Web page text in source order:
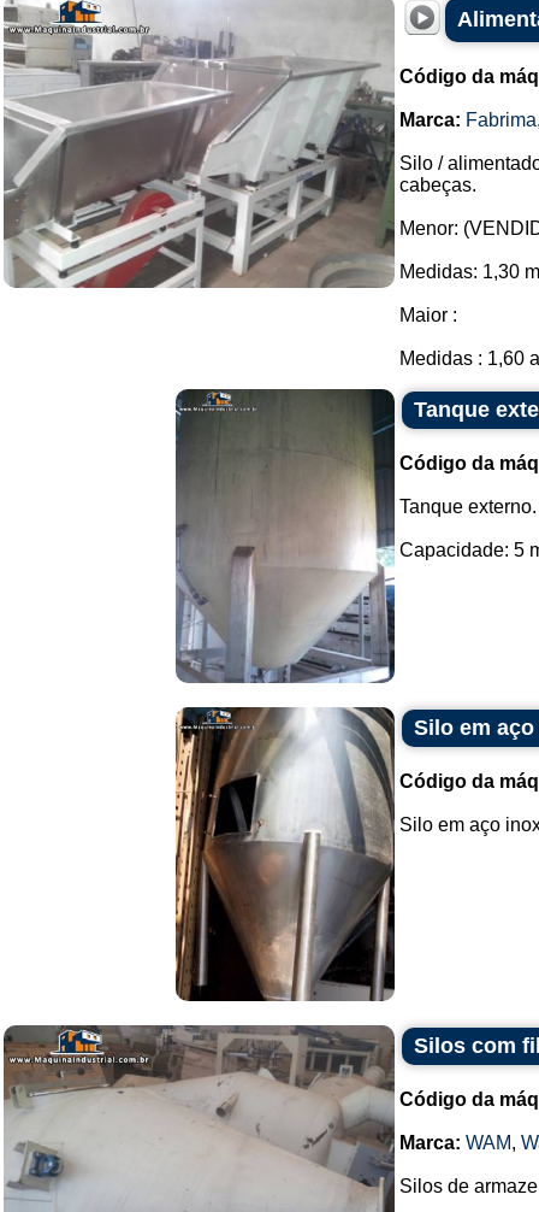
Código da
Marca: Fabrima
Silo /
cabeças.
Menor:
Medidas: 1,30
Maior :
Medidas : 1,60
Tanque
Código da
Tanque externo.
Capacidade: 5
Silo em
Código da
Silo em aço
Silos com
Código da
Marca: WAM,
Silos de